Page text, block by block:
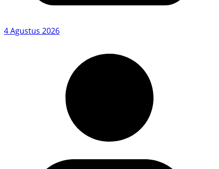
4 Agustus 2026